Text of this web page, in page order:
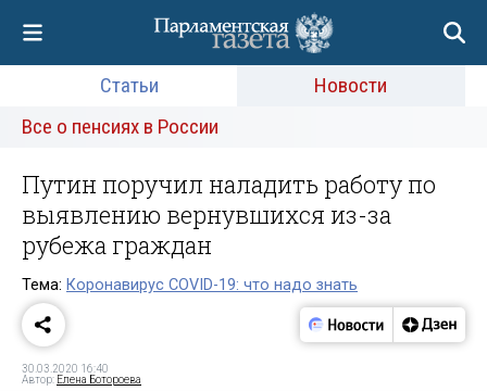
Статьи
Новости
Все о пенсиях в России
Путин поручил наладить работу по
выявлению вернувшихся из-за
рубежа граждан
Тема: Коронавирус COVID-19: что надо знать
30.03.2020 16:40
Автор: Елена Ботороева